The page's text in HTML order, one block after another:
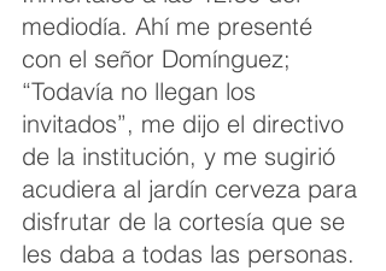
mediodía. Ahí me presenté
con el señor Domínguez;
“Todavía no llegan los
invitados”, me dijo el directivo
de la institución, y me sugirió
acudiera al jardín cerveza para
disfrutar de la cortesía que se
les daba a todas las personas.